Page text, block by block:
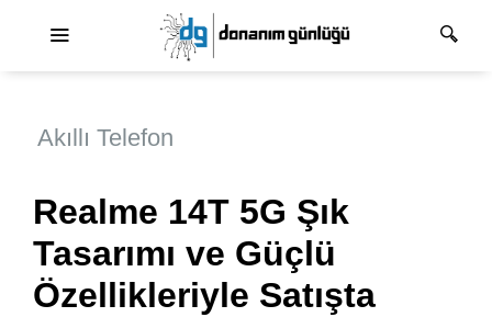
Akıllı Telefon
Realme 14T 5G Şık
Tasarımı ve Güçlü
Özellikleriyle Satışta